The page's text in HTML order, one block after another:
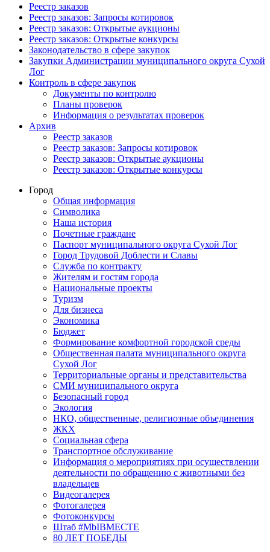
Реестр заказов
Реестр заказов: Запросы котировок
Реестр заказов: Открытые аукционы
Реестр заказов: Открытые конкурсы
Законодательство в сфере закупок
Закупки Администрации муниципального округа Сухой
Лог
Контроль в сфере закупок
Документы по контролю
Планы проверок
Информация о результатах проверок
Архив
Реестр заказов
Реестр заказов: Запросы котировок
Реестр заказов: Открытые аукционы
Реестр заказов: Открытые конкурсы
Город
Общая информация
Символика
Наша история
Почетные граждане
Паспорт муниципального округа Сухой Лог
Город Трудовой Доблести и Славы
Служба по контракту
Жителям и гостям города
Национальные проекты
Туризм
Для бизнеса
Экономика
Бюджет
Формирование комфортной городской среды
Общественная палата муниципального округа
Сухой Лог
Территориальные органы и представительства
СМИ муниципального округа
Безопасный город
Экология
НКО, общественные, религиозные объединения
ЖКХ
Социальная сфера
Транспортное обслуживание
Информация о мероприятиях при осуществлении
деятельности по обращению с животными без
владельцев
Видеогалерея
Фотогалерея
Фотоконкурсы
Штаб #MbIBMECTE
80 ЛЕТ ПОБЕДЫ